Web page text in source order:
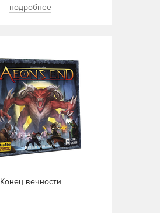
подробнее
Конец вечности